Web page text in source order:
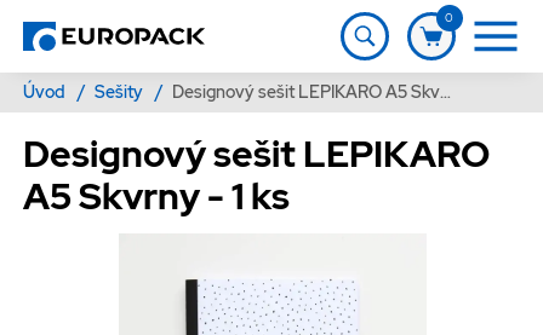
0
Úvod / Sešity / Designový sešit LEPIKARO A5 Skvrny - 1 ks
Designový sešit LEPIKARO
A5 Skvrny - 1 ks